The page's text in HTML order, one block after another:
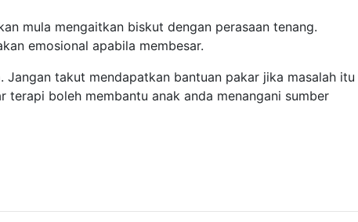
mula mengaitkan biskut dengan perasaan tenang.
emosional apabila membesar.
takut mendapatkan bantuan pakar jika masalah itu
terapi boleh membantu anak anda menangani sumber